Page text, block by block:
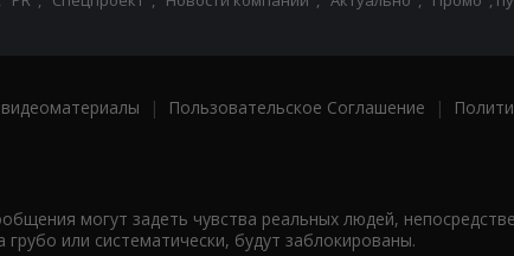
| Пользовательское Соглашение |
могут задеть чувства реальных людей,
или систематически, будут заблокированы.